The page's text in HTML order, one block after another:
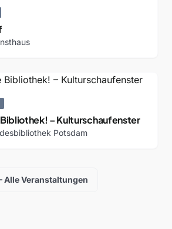
– Kulturschaufenster
Potsdam
Alle Veranstaltungen